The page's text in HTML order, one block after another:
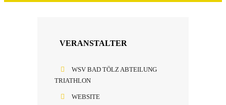
VERANSTALTER
WSV BAD TÖLZ ABTEILUNG
TRIATHLON
WEBSITE